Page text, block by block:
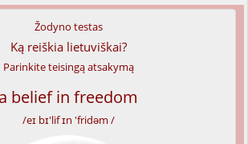
Žodyno testas
Ką reiškia lietuviškai?
Parinkite teisingą atsakymą
a belief in freedom
/eɪ bɪ'lif ɪn 'fridəm /